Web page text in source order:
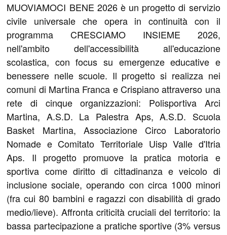
MUOVIAMOCI BENE 2026 è un progetto di servizio
civile universale che opera in continuità con il
programma CRESCIAMO INSIEME 2026,
nell'ambito dell'accessibilità all'educazione
scolastica, con focus su emergenze educative e
benessere nelle scuole. Il progetto si realizza nei
comuni di Martina Franca e Crispiano attraverso una
rete di cinque organizzazioni: Polisportiva Arci
Martina, A.S.D. La Palestra Aps, A.S.D. Scuola
Basket Martina, Associazione Circo Laboratorio
Nomade e Comitato Territoriale Uisp Valle d'Itria
Aps. Il progetto promuove la pratica motoria e
sportiva come diritto di cittadinanza e veicolo di
inclusione sociale, operando con circa 1000 minori
(fra cui 80 bambini e ragazzi con disabilità di grado
medio/lieve). Affronta criticità cruciali del territorio: la
bassa partecipazione a pratiche sportive (3% versus